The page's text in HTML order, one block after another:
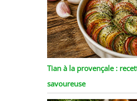
Tian à la provençale :
savoureuse